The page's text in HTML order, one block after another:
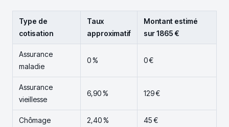
Type de
cotisation
Taux
approximatif
Montant estimé
sur 1865 €
Assurance
maladie
0 % 0 €
Assurance
vieillesse
6,90 % 129 €
Chômage 2,40 % 45 €